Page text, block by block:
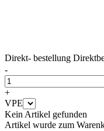
Direkt- bestellung
-
+
VPE
Kein Artikel gefunden
Artikel wurde zum